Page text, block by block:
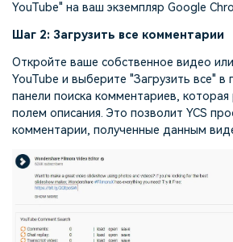
YouTube" на ваш экземпляр Google
Шаг 2: Загрузить все комментарии
Откройте ваше собственное видео
YouTube и выберите "Загрузить все" в
панели поиска комментариев,
полем описания. Это позволит YCS
комментарии, полученные данным